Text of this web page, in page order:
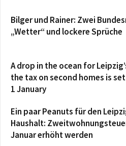
Bilger und Rainer: Zwei
„Wetter“ und lockere Sprüche
A drop in the ocean for
the tax on second homes is
1 January
Ein paar Peanuts für den
Haushalt:
Januar erhöht werden